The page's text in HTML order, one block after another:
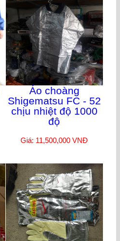
Áo choàng
Shigematsu FC - 52
chịu nhiệt độ 1000
độ
Giá: 11,500,000 VNĐ